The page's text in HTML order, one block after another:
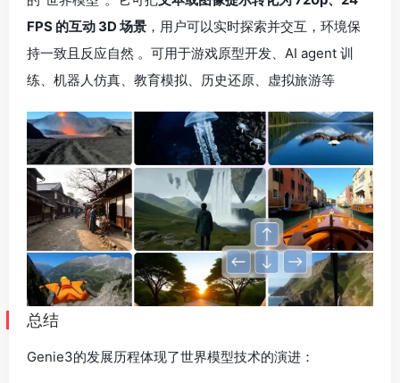
总结
Genie3的发展历程体现了世界模型技术的演进：
第一代Genie主要专注于2D游戏环境的生成➡️
第二代Genie2扩展到更复杂的视频生成和简单的3D场景
➡️
Genie3则实现了真正意义上的3D世界模拟 ，具备了前所未
有的真实感和交互性～